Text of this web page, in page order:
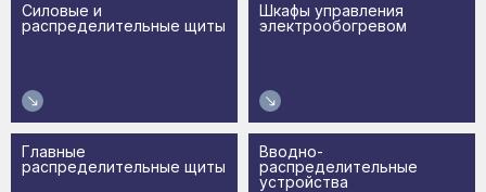
Силовые и
распределительные щиты
Шкафы управления
электрообогревом
Главные
распределительные щиты
Вводно-
распределительные
устройства